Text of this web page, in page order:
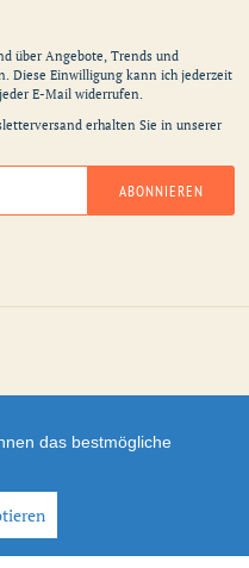
über Angebote, Trends und
Diese Einwilligung kann ich jederzeit
E-Mail widerrufen.
erhalten Sie in unserer
ABONNIEREN
lokal.de
das bestmögliche